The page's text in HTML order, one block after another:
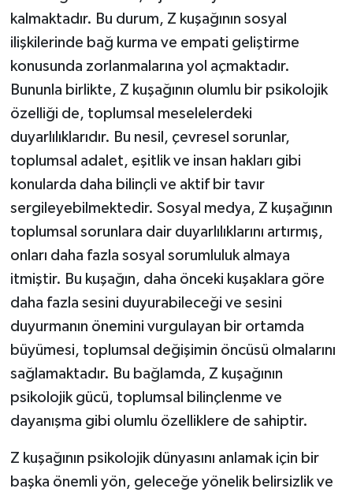
kalmaktadır. Bu durum, Z kuşağının sosyal
ilişkilerinde bağ kurma ve empati geliştirme
konusunda zorlanmalarına yol açmaktadır.
Bununla birlikte, Z kuşağının olumlu bir psikolojik
özelliği de, toplumsal meselelerdeki
duyarlılıklarıdır. Bu nesil, çevresel sorunlar,
toplumsal adalet, eşitlik ve insan hakları gibi
konularda daha bilinçli ve aktif bir tavır
sergileyebilmektedir. Sosyal medya, Z kuşağının
toplumsal sorunlara dair duyarlılıklarını artırmış,
onları daha fazla sosyal sorumluluk almaya
itmiştir. Bu kuşağın, daha önceki kuşaklara göre
daha fazla sesini duyurabileceği ve sesini
duyurmanın önemini vurgulayan bir ortamda
büyümesi, toplumsal değişimin öncüsü olmalarını
sağlamaktadır. Bu bağlamda, Z kuşağının
psikolojik gücü, toplumsal bilinçlenme ve
dayanışma gibi olumlu özelliklere de sahiptir.
Z kuşağının psikolojik dünyasını anlamak için bir
başka önemli yön, geleceğe yönelik belirsizlik ve